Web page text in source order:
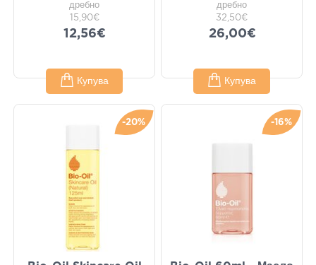
дребно
15,90€
12,56€
Купува
дребно
32,50€
26,00€
Купува
-20% -16%